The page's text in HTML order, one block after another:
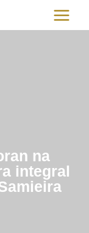
Main
Menu
na
integral